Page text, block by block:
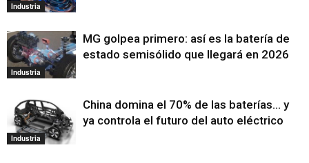
Industria
Industria
MG golpea primero: así es la batería de
estado semisólido que llegará en 2026
Industria
China domina el 70% de las baterías… y
ya controla el futuro del auto eléctrico